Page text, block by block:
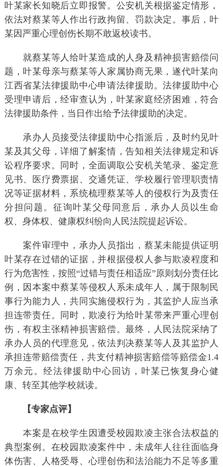
叶某家长知晓后立即报警。公安机关根据鉴定情形，
依法对蔡某等人作出行政拘留、罚款决定。事后，叶
某因严重心理创伤长期不敢返校读书。
就蔡某等人给叶某造成的人身及精神损害赔偿问
题，叶某母亲与蔡某等人家属协商无果，遂代叶某向
江西省某法律援助中心申请法律援助。法律援助中心
受理申请后，经审查认为，叶某家庭经济困难，符合
法律援助条件，当日作出给予法律援助的决定。
承办人员接受法律援助中心指派后，及时约见叶
某及其父母，详细了解案情，告知相关法律规定和诉
讼程序要求。同时，全面调取公安机关笔录、鉴定意
见书、医疗费票据、交通凭证、学校履行管理职责情
况等证据材料，系统梳理蔡某等人的侵权行为及责任
分担问题。征询叶某父母同意后，承办人员以生命
权、身体权、健康权纠纷向人民法院提起诉讼。
案件审理中，承办人员指出，蔡某未能提供证明
叶某存在过错的证据，并根据侵权人参与欺凌程度和
行为危害性，按照“过错与责任相适应”原则划分责任比
例，因本案中蔡某等侵权人系未成年人，属于限制民
事行为能力人，共同实施侵权行为，其监护人应当承
担连带责任。同时，欺凌行为给叶某带来严重心理创
伤，有权主张精神损害赔偿。最终，人民法院采纳了
承办人员的代理意见，依法判决蔡某等人及其监护人
承担连带赔偿责任，共支付精神损害赔偿等赔偿金1.4
万余元。经法律援助中心回访，叶某已恢复身心健
康、转至其他学校就读。
【专家点评】
本案是在校学生因遭受校园欺凌主张合法权益的
典型案例。在校园欺凌案件中，未成年人往往面临身
体伤害、人格受辱、心理创伤和法治能力不足等多重